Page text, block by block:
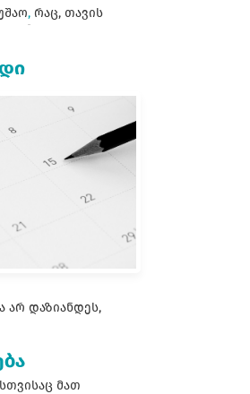
, რაც, თავის
არ დაზიანდეს,
მათ